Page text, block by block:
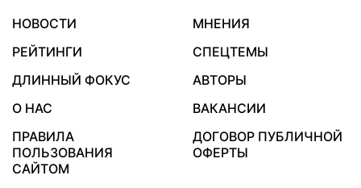
НОВОСТИ
МНЕНИЯ
РЕЙТИНГИ
СПЕЦТЕМЫ
ДЛИННЫЙ ФОКУС
АВТОРЫ
О НАС
ВАКАНСИИ
ПРАВИЛА
ПОЛЬЗОВАНИЯ
САЙТОМ
ДОГОВОР ПУБЛИЧНОЙ
ОФЕРТЫ